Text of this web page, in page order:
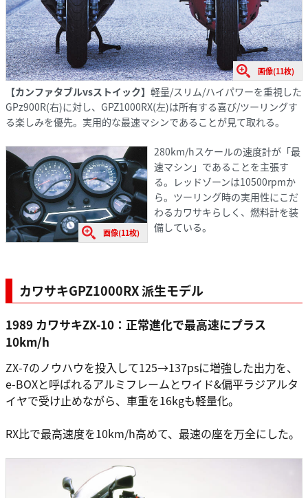
画像(11枚)
【カンファタブルvsストイック】 軽量/スリム/ハイパワーを重視した
GPz900R(右)に対し、GPZ1000RX(左)は所有する喜び/ツーリングす
る楽しみを優先。実用的な最速マシンであることが見て取れる。
画像(11枚)
280km/hスケールの速度計が「最
速マシン」であることを主張す
る。レッドゾーンは10500rpmか
ら。ツーリング時の実用性にこだ
わるカワサキらしく、燃料計を装
備している。
カワサキGPZ1000RX 派生モデル
1989 カワサキZX-10：正常進化で最高速にプラス
10km/h
ZX-7のノウハウを投入して125→137psに増強した出力を、
e-BOXと呼ばれるアルミフレームとワイド&偏平ラジアルタ
イヤで受け止めながら、車重を16kgも軽量化。
RX比で最高速度を10km/h高めて、最速の座を万全にした。